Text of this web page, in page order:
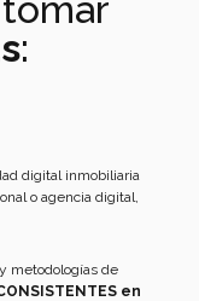
:
digital inmobiliaria
o agencia digital,
metodologías de
en